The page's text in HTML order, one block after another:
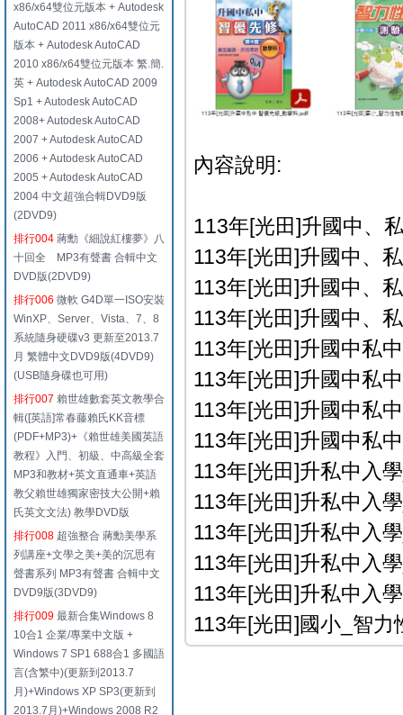
x86/x64雙位元版本 + Autodesk
AutoCAD 2011 x86/x64雙位元
版本 + Autodesk AutoCAD
2010 x86/x64雙位元版本 繁.簡.
英 + Autodesk AutoCAD 2009
Sp1 + Autodesk AutoCAD
2008+ Autodesk AutoCAD
2007 + Autodesk AutoCAD
2006 + Autodesk AutoCAD
2005 + Autodesk AutoCAD
2004 中文超強合輯DVD9版
(2DVD9)
排行004 蔣勳《細說紅樓夢》八
十回全 MP3有聲書 合輯中文
DVD版(2DVD9)
排行006 微軟 G4D單一ISO安裝
WinXP、Server、Vista、7、8
系統隨身硬碟v3 更新至2013.7
月 繁體中文DVD9版(4DVD9)
(USB隨身碟也可用)
排行007 賴世雄數套英文教學合
輯([英語]常春藤賴氏KK音標
(PDF+MP3)+《賴世雄美國英語
教程》入門、初級、中高級全套
MP3和教材+英文直通車+英語
教父賴世雄獨家密技大公開+賴
氏英文文法) 教學DVD版
排行008 超強整合 蔣勳美學系
列講座+文學之美+美的沉思有
聲書系列 MP3有聲書 合輯中文
DVD9版(3DVD9)
排行009 最新合集Windows 8
10合1 企業/專業中文版 +
Windows 7 SP1 688合1 多國語
言(含繁中)(更新到2013.7
月)+Windows XP SP3(更新到
2013.7月)+Windows 2008 R2
內容說明:
113年[光田]升國中、
113年[光田]升國中、
113年[光田]升國中、
113年[光田]升國中、
113年[光田]升國中私
113年[光田]升國中私
113年[光田]升國中私
113年[光田]升國中私
113年[光田]升私中入
113年[光田]升私中入
113年[光田]升私中入
113年[光田]升私中入
113年[光田]升私中入
113年[光田]國小_智